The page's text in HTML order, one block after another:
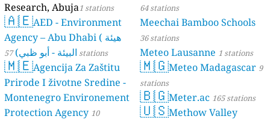
Research, Abuja1 stations
🇦🇪AED - Environment
Agency – Abu Dhabi ( هيئة
البيئة - أبو ظبي) 57 stations
🇲🇪Agencija Za Zaštitu
Prirode I životne Sredine -
Montenegro Environement
Protection Agency 10
64 stations
Meechai Bamboo Schools
36 stations
Meteo Lausanne 1 stations
🇲🇬Meteo Madagascar 9
stations
🇧🇬Meter.ac 165 stations
🇺🇸Methow Valley